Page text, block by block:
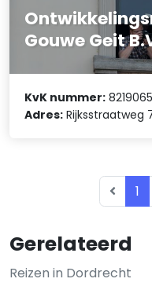
Gerelateerd
Reizen in Dordrecht
Gouwe Geit
KvK nummer:
Adres: Rijksstraatweg
1